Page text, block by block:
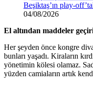
Beşiktaş’ın play-
04/08/2026
El altından maddeler
Her şeyden önce kongre
bunları yaşadı. Kiraların
yönetimin kölesi olamaz.
yüzden camiaların artık